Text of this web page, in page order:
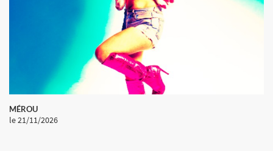
MÉROU
le 21/11/2026